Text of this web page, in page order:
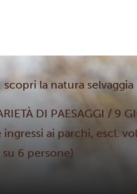
la natura selvaggia
DI PAESAGGI / 9
ai parchi, escl.
6 persone)